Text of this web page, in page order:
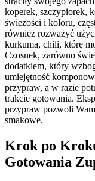
koperek, szczypiorek,
świeżości i koloru,
również rozważyć
kurkuma, chili, które
Czosnek, zarówno
dodatkiem, który
umiejętność
przypraw, a w razie
trakcie gotowania.
przypraw pozwoli
smakowe.
Krok po
Gotowania